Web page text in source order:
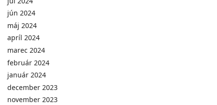
jún 2024
máj 2024
apríl 2024
marec 2024
február 2024
január 2024
december 2023
november 2023